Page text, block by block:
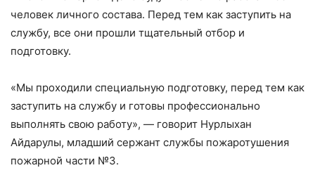
человек личного состава. Перед тем как заступить на
службу, все они прошли тщательный отбор и
подготовку.
«Мы проходили специальную подготовку, перед тем как
заступить на службу и готовы профессионально
выполнять свою работу», — говорит Нурлыхан
Айдарулы, младший сержант службы пожаротушения
пожарной части №3.